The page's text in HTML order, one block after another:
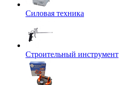
Силовая техника
Строительный инструмент